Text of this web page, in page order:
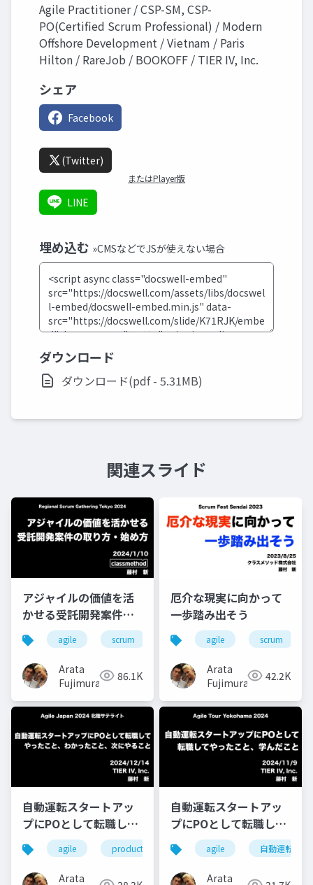
Agile Practitioner / CSP-SM, CSP-
PO(Certified Scrum Professional) / Modern
Offshore Development / Vietnam / Paris
Hilton / RareJob / BOOKOFF / TIER IV, Inc.
シェア
Facebook
(Twitter)
またはPlayer版
LINE
埋め込む »CMSなどでJSが使えない場合
ダウンロード
ダウンロード(pdf - 5.31MB)
関連スライド
アジャイルの価値を活
かせる受託開発案件の
取り方・始め方
agile scrum
Arata
Fujimura
86.1K
厄介な現実に向かって
一歩踏み出そう
agile scrum
Arata
Fujimura
42.2K
自動運転スタートアッ
プにPOとして転職して
やったこと、わかった
こと、次にやること
agile product owner 自動運転
Arata
自動運転スタートアッ
プにPOとして転職して
やったこと、学んだこ
と
agile 自動運転
Arata